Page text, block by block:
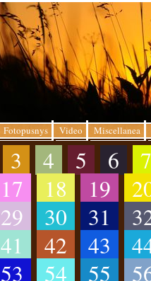
Fotopusnys Video Miscellanea
3 4 5 6
17 18 19
29 30 31
41 42 43
53 54 55